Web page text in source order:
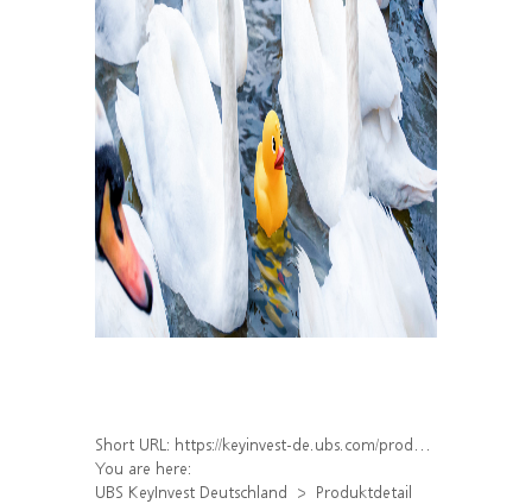
Short URL: https://keyinvest-de.ubs.com/produkt/detail/index/isin/DE000WA80BU7
You are here:
UBS KeyInvest Deutschland
Produktdetail